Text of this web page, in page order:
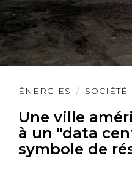
ÉNERGIES SOCIÉTÉ
Une ville
à un "data
symbole de
Lire